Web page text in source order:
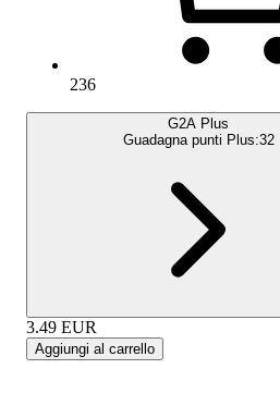
236
G2A Plus
Guadagna punti Plus:32
3.49 EUR
Aggiungi al carrello